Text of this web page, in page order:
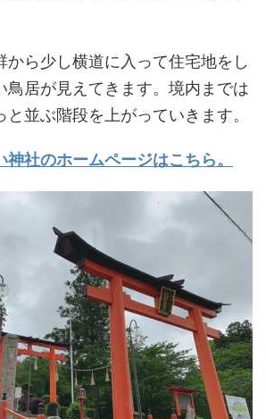
から少し横道に入って住宅地をし
鳥居が見えてきます。境内までは
並ぶ階段を上がっていきます。
社のホームページはこちら。